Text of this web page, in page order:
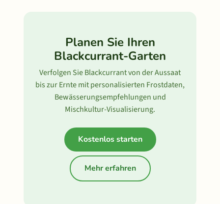
Planen Sie Ihren
Blackcurrant-Garten
Verfolgen Sie Blackcurrant von der Aussaat
bis zur Ernte mit personalisierten Frostdaten,
Bewässerungsempfehlungen und
Mischkultur-Visualisierung.
Kostenlos starten
Mehr erfahren